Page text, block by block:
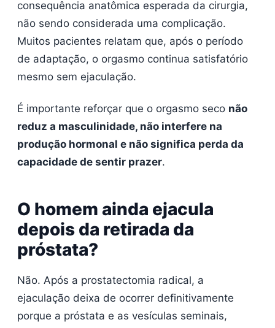
consequência anatômica esperada da cirurgia,
não sendo considerada uma complicação.
Muitos pacientes relatam que, após o período
de adaptação, o orgasmo continua satisfatório
mesmo sem ejaculação.
É importante reforçar que o orgasmo seco não
reduz a masculinidade, não interfere na
produção hormonal e não significa perda da
capacidade de sentir prazer.
O homem ainda ejacula
depois da retirada da
próstata?
Não. Após a prostatectomia radical, a
ejaculação deixa de ocorrer definitivamente
porque a próstata e as vesículas seminais,